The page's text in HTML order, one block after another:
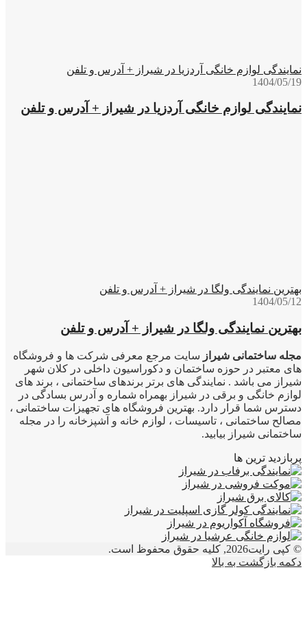
نمایندگی لوازم خانگی آردزیا در شیراز + آدرس و تلفن
1404/05/19
نمایندگی لوازم خانگی آردزیا در شیراز + آدرس و تلفن
بهترین نمایندگی ولگا در شیراز + آدرس و تلفن
1404/05/12
بهترین نمایندگی ولگا در شیراز + آدرس و تلفن
مجله ساختمانی شیراز سایت مرجع معرفی شرکت ها و فروشگاه
های معتبر در حوزه ساختمان و دکوراسیون داخلی در کلان شهر
شیراز می باشد . نمایندگی های برتر برندهای ساختمانی ، برند های
لوازم خانگی و برقی در شیراز بهمراه شماره و آدرس بسادگی در
دسترس شما قرار دارد. بهترین فروشگاه های تجهیزات ساختمانی ،
مصالح ساختمانی ، تاسیسات ، لوازم خانه و آشپزخانه را در مجله
ساختمانی شیراز بیابید.
پربازدید ترین ها
© کپی رایت2026, کلیه حقوق محفوظ است.
دکمه بازگشت به بالا